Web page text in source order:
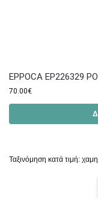
EPPOCA EP226329
70.00€